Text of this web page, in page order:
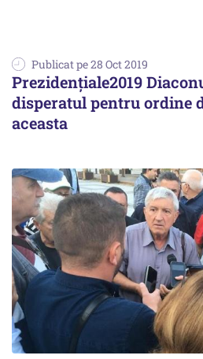
Publicat pe 28 Oct 2019
Prezidenţiale2019
disperatul pentru ordine
aceasta